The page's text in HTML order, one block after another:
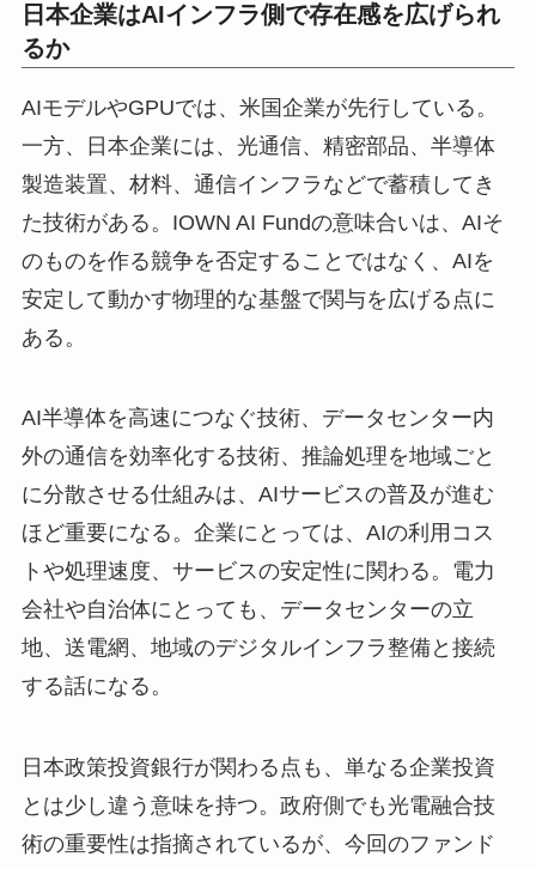
日本企業はAIインフラ側で存在感を広げられ
るか
AIモデルやGPUでは、米国企業が先行している。
一方、日本企業には、光通信、精密部品、半導体
製造装置、材料、通信インフラなどで蓄積してき
た技術がある。IOWN AI Fundの意味合いは、AIそ
のものを作る競争を否定することではなく、AIを
安定して動かす物理的な基盤で関与を広げる点に
ある。
AI半導体を高速につなぐ技術、データセンター内
外の通信を効率化する技術、推論処理を地域ごと
に分散させる仕組みは、AIサービスの普及が進む
ほど重要になる。企業にとっては、AIの利用コス
トや処理速度、サービスの安定性に関わる。電力
会社や自治体にとっても、データセンターの立
地、送電網、地域のデジタルインフラ整備と接続
する話になる。
日本政策投資銀行が関わる点も、単なる企業投資
とは少し違う意味を持つ。政府側でも光電融合技
術の重要性は指摘されているが、今回のファンド